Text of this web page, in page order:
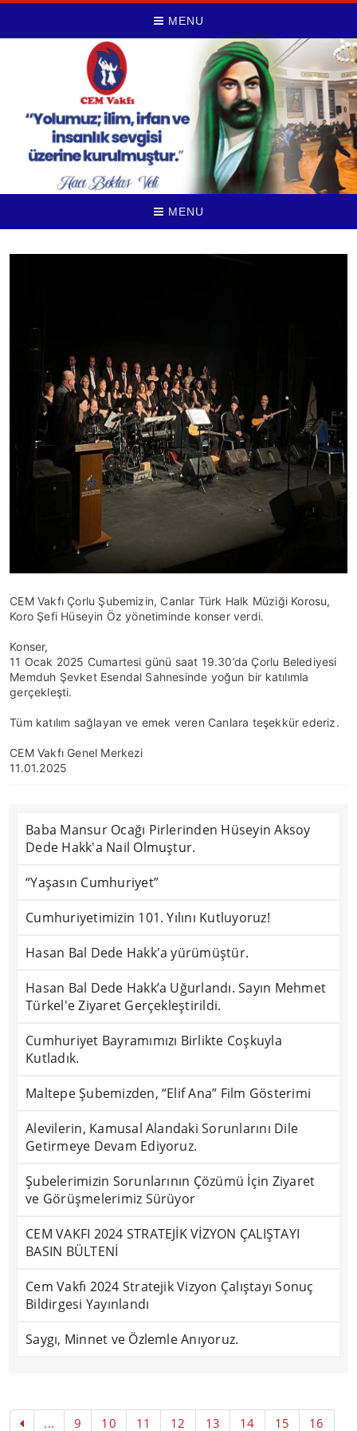
MENU
MENU
CEM Vakfı Çorlu Şubemizin, Canlar Türk Halk Müziği Korosu,
Koro Şefi Hüseyin Öz yönetiminde konser verdi.
Konser,
11 Ocak 2025 Cumartesi günü saat 19.30’da Çorlu Belediyesi
Memduh Şevket Esendal Sahnesinde yoğun bir katılımla
gerçekleşti.
Tüm katılım sağlayan ve emek veren Canlara teşekkür ederiz.
CEM Vakfı Genel Merkezi
11.01.2025
Baba Mansur Ocağı Pirlerinden Hüseyin Aksoy
Dede Hakk'a Nail Olmuştur.
“Yaşasın Cumhuriyet”
Cumhuriyetimizin 101. Yılını Kutluyoruz!
Hasan Bal Dede Hakk'a yürümüştür.
Hasan Bal Dede Hakk’a Uğurlandı. Sayın Mehmet
Türkel'e Ziyaret Gerçekleştirildi.
Cumhuriyet Bayramımızı Birlikte Coşkuyla
Kutladık.
Maltepe Şubemizden, “Elif Ana” Film Gösterimi
Alevilerin, Kamusal Alandaki Sorunlarını Dile
Getirmeye Devam Ediyoruz.
Şubelerimizin Sorunlarının Çözümü İçin Ziyaret
ve Görüşmelerimiz Sürüyor
CEM VAKFI 2024 STRATEJİK VİZYON ÇALIŞTAYI
BASIN BÜLTENİ
Cem Vakfı 2024 Stratejik Vizyon Çalıştayı Sonuç
Bildirgesi Yayınlandı
Saygı, Minnet ve Özlemle Anıyoruz.
... 9 10 11 12 13 14 15 16